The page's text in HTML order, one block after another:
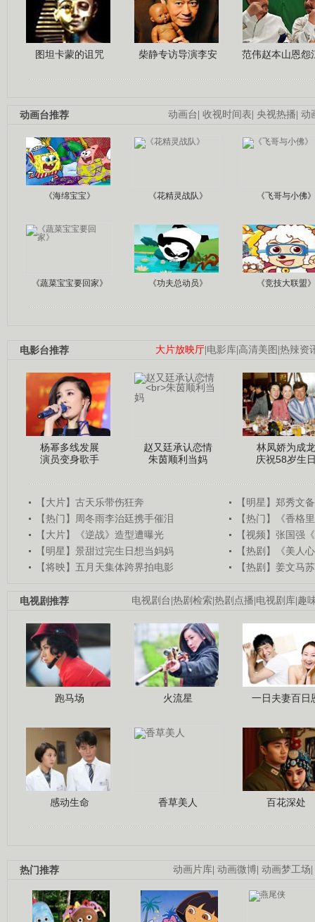
图坦卡蒙的诅咒 柴静专访导演李安 范伟赵本山恩怨
动画台 收视时间表 央视热播 动
动画台推荐
《海绵宝宝》 《花精灵战队》 《飞哥与小佛》
《蔬菜宝宝要回家》 《功夫总动员》 《竞技大联盟》
大片放映厅 电影库 高清美图 热辣资
电影台推荐
杨幂多线发展
演员变身歌手
赵又廷承认恋情
朱茵顺利当妈
林凤娇为成龙
庆祝58岁生
【大片】古天乐带伤狂奔
【明星】郑秀文
【热门】周冬雨李治廷携手催泪
【热门】《香格
【大片】《逆战》造型遭曝光
【视频】张国强
【明星】景甜过完生日想当妈妈
【热剧】《美人
【将映】五月天集体跨界拍电影
【热剧】姜文马
电视剧台 热剧检索 热剧点播 电视剧库 趣
电视剧推荐
跑马场 火流星 一日夫妻百日
感动生命 香草美人 百花深处
动画片库 动画微博 动画梦工场
热门推荐